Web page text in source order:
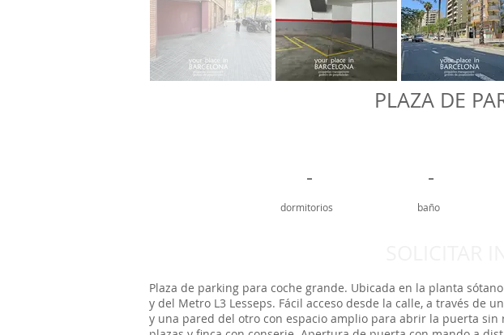
PLAZA DE
-
dormitorios
-
baño
Plaza de parking para coche grande. Ubicada en la planta
y del Metro L3 Lesseps. Fácil acceso desde la calle, a través
y una pared del otro con espacio amplio para abrir la puerta